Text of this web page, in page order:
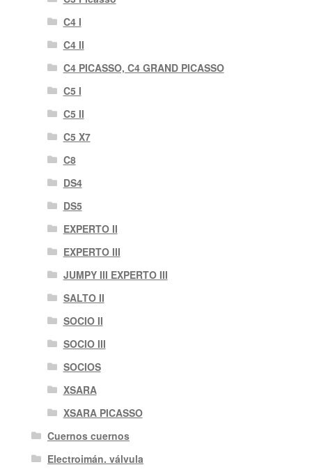
C4 I
C4 II
C4 PICASSO, C4 GRAND PICASSO
C5 I
C5 II
C5 X7
C8
DS4
DS5
EXPERTO II
EXPERTO III
JUMPY III EXPERTO III
SALTO II
SOCIO II
SOCIO III
SOCIOS
XSARA
XSARA PICASSO
Cuernos cuernos
Electroimán. válvula